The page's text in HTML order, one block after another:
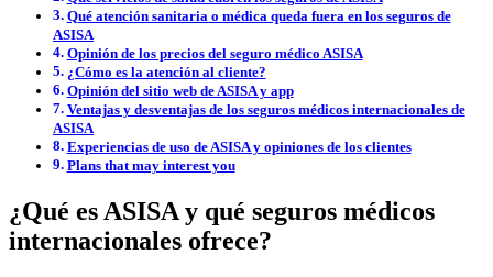
Qué atención sanitaria o médica queda fuera en los seguros de
ASISA
Opinión de los precios del seguro médico ASISA
¿Cómo es la atención al cliente?
Opinión del sitio web de ASISA y app
Ventajas y desventajas de los seguros médicos internacionales de
ASISA
Experiencias de uso de ASISA y opiniones de los clientes
Plans that may interest you
¿Qué es ASISA y qué seguros médicos
internacionales ofrece?